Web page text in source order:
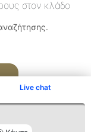
Live chat
στον κλάδο